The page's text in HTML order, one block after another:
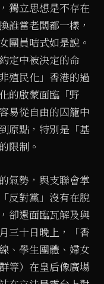
獨立思想是不存在
誰當老闆都一樣，
團員咭式如是說。
定中被決定的命
殖民化」香港的過
的啟蒙面臨「野
易從自由的囚籠中
原點，特別是「基
限制。
氣勢，與支聯會掌
反對黨」沒有在脫
卻還面臨瓦解及與
三十日晚上，「香
、學生團體、婦女
等）在皇后像廣場